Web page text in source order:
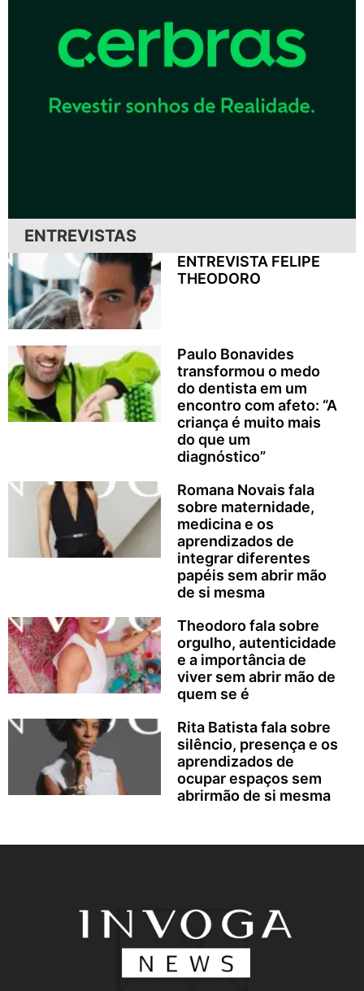
ENTREVISTAS
ENTREVISTA FELIPE
THEODORO
Paulo Bonavides
transformou o medo
do dentista em um
encontro com afeto: “A
criança é muito mais
do que um
diagnóstico”
Romana Novais fala
sobre maternidade,
medicina e os
aprendizados de
integrar diferentes
papéis sem abrir mão
de si mesma
Theodoro fala sobre
orgulho, autenticidade
e a importância de
viver sem abrir mão de
quem se é
Rita Batista fala sobre
silêncio, presença e os
aprendizados de
ocupar espaços sem
abrirmão de si mesma